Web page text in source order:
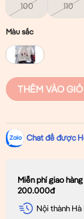
100 110
Màu sắc
THÊM VÀO
Chat để được
Miễn phí giao
200.000đ
Nội thành